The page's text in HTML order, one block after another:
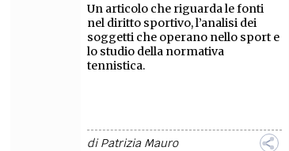
Un articolo che riguarda le fonti
nel diritto sportivo, l’analisi dei
soggetti che operano nello sport e
lo studio della normativa
tennistica.
diPatrizia Mauro